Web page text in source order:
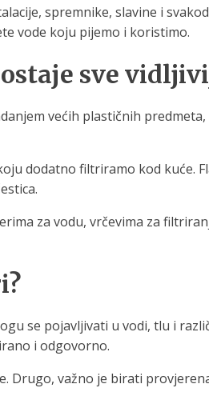
spremnike, slavine i
vode koju pijemo i koristimo.
sve
većih plastičnih
dodatno filtriramo kod kuće.
za vodu, vrčevima za
se pojavljivati u vodi, tlu i
i odgovorno.
Drugo, važno je birati